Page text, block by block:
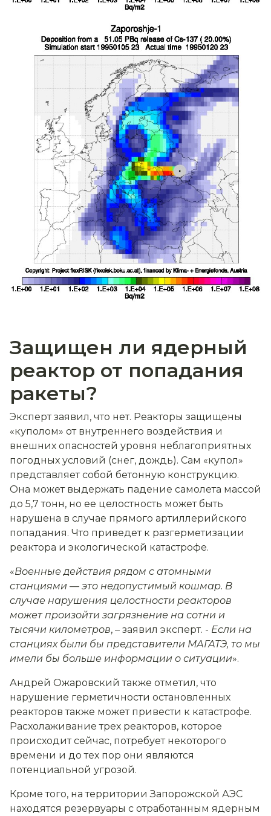
Защищен ли ядерный
реактор от попадания
ракеты?
Эксперт заявил, что нет. Реакторы защищены
«куполом» от внутреннего воздействия и
внешних опасностей уровня неблагоприятных
погодных условий (снег, дождь). Сам «купол»
представляет собой бетонную конструкцию.
Она может выдержать падение самолета массой
до 5,7 тонн, но ее целостность может быть
нарушена в случае прямого артиллерийского
попадания. Что приведет к разгерметизации
реактора и экологической катастрофе.
«Военные действия рядом с атомными
станциями — это недопустимый кошмар. В
случае нарушения целостности реакторов
может произойти загрязнение на сотни и
тысячи километров, – заявил эксперт. - Если на
станциях были бы представители МАГАТЭ, то мы
имели бы больше информации о ситуации».
Андрей Ожаровский также отметил, что
нарушение герметичности остановленных
реакторов также может привести к катастрофе.
Расхолаживание трех реакторов, которое
происходит сейчас, потребует некоторого
времени и до тех пор они являются
потенциальной угрозой.
Кроме того, на территории Запорожской АЭС
находятся резервуары с отработанным ядерным